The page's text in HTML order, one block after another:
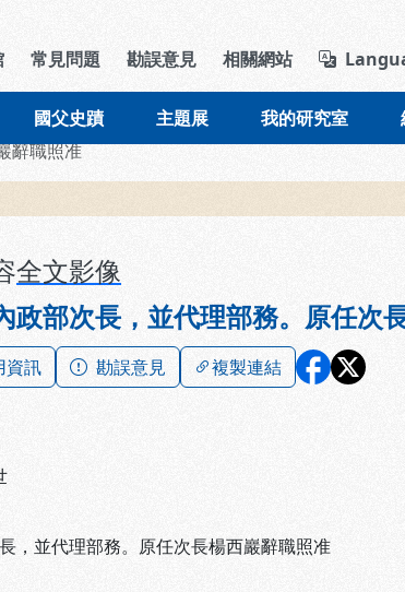
導覽列區塊
常見問題 勘誤意見 相關網站
國父史蹟 主題展 我的研究室
辭職照准
全文影像
政部次長，並代理部務。原任次
資訊 勘誤意見
複製連結
，並代理部務。原任次長楊西巖辭職照准